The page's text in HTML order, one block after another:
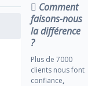
Comment
faisons-nous
la différence
?
Plus de 7000
clients nous font
confiance,